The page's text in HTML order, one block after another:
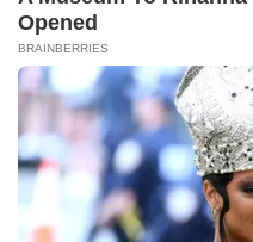
Лікувальні засоби
Література та книжки
Логістика та транспорт
Людина